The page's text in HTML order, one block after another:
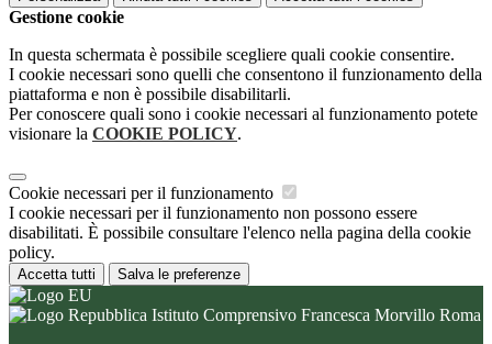
Gestione cookie
In questa schermata è possibile scegliere quali cookie consentire.
I cookie necessari sono quelli che consentono il funzionamento della
piattaforma e non è possibile disabilitarli.
Per conoscere quali sono i cookie necessari al funzionamento potete
visionare la COOKIE POLICY.
Cookie necessari per il funzionamento
I cookie necessari per il funzionamento non possono essere
disabilitati. È possibile consultare l'elenco nella pagina della cookie
policy.
Accetta tutti Salva le preferenze
Istituto Comprensivo Francesca Morvillo Roma